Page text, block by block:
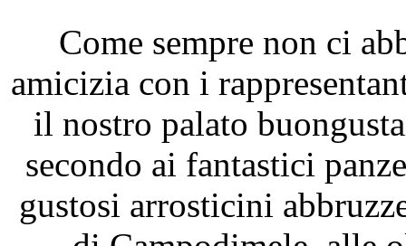
Come sempre non ci
amicizia con i
il nostro palato
secondo ai fantastici
gustosi arrosticini